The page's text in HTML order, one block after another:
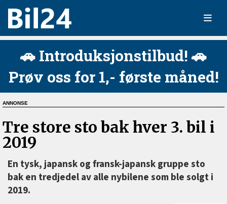
🚗 Introduksjonstilbud! 🚗
Prøv oss for 1,- første måned!
Tre store sto bak hver 3. bil i
2019
En tysk, japansk og fransk-japansk gruppe sto
bak en tredjedel av alle nybilene som ble solgt i
2019.